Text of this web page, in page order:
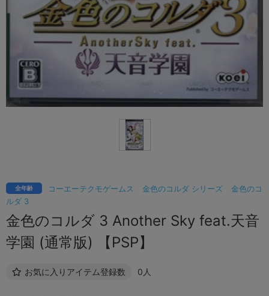
コーエーテクモゲームス 金色のコルダ シリーズ
金色のコ
ルダ 3
全年齢
金色のコルダ 3 Another Sky feat.天音
学園 (通常版) 【PSP】
お気に入りアイテム登録数 0人